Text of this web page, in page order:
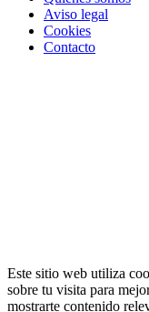
Aviso legal
Cookies
Contacto
Este sitio web utiliza
sobre tu visita para
mostrarte contenido